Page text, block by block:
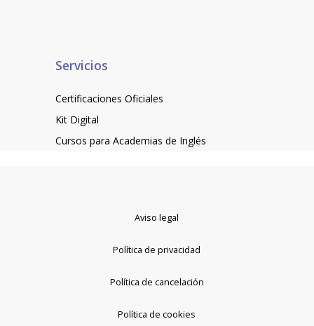
Servicios
Certificaciones Oficiales
Kit Digital
Cursos para Academias de Inglés
Aviso legal
Política de privacidad
Política de cancelación
Política de cookies